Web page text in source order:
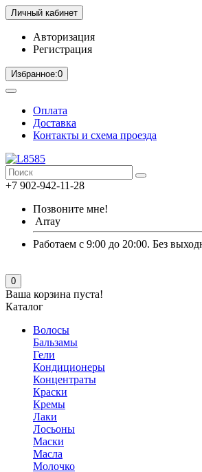
Личный кабинет
Авторизация
Регистрация
Избранное:0
Оплата
Доставка
Контакты и схема проезда
+7 902-942-11-28
Позвоните мне!
Array
Работаем с 9:00 до 20:00. Без
0
Ваша корзина пуста!
Каталог
Волосы
Бальзамы
Гели
Кондиционеры
Концентраты
Краски
Кремы
Лаки
Лосьоны
Маски
Масла
Молочко